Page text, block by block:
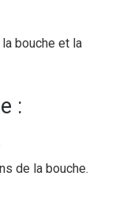
bouche et la
:
de la bouche.